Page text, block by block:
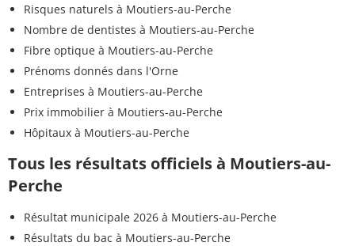
Risques naturels à Moutiers-au-Perche
Nombre de dentistes à Moutiers-au-Perche
Fibre optique à Moutiers-au-Perche
Prénoms donnés dans l'Orne
Entreprises à Moutiers-au-Perche
Prix immobilier à Moutiers-au-Perche
Hôpitaux à Moutiers-au-Perche
Tous les résultats officiels à Moutiers-au-
Perche
Résultat municipale 2026 à Moutiers-au-Perche
Résultats du bac à Moutiers-au-Perche